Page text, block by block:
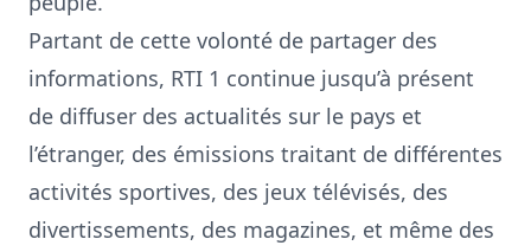
Partant de cette volonté de partager des
informations, RTI 1 continue jusqu’à présent
de diffuser des actualités sur le pays et
l’étranger, des émissions traitant de différentes
activités sportives, des jeux télévisés, des
divertissements, des magazines, et même des